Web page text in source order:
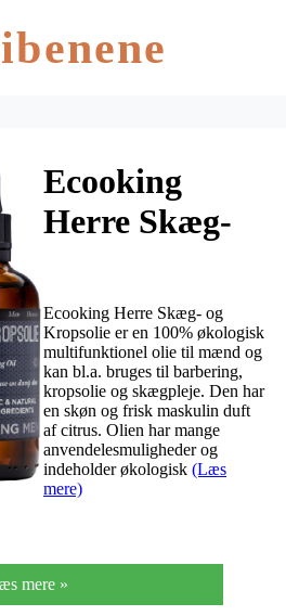
Ecooking
Herre Skæg-
100 ml
Ecooking Herre Skæg- og
Kropsolie er en 100% økologisk
multifunktionel olie til mænd og
kan bl.a. bruges til barbering,
kropsolie og skægpleje. Den har
en skøn og frisk maskulin duft
af citrus. Olien har mange
anvendelesmuligheder og
indeholder økologisk (Læs
mere)
mere »